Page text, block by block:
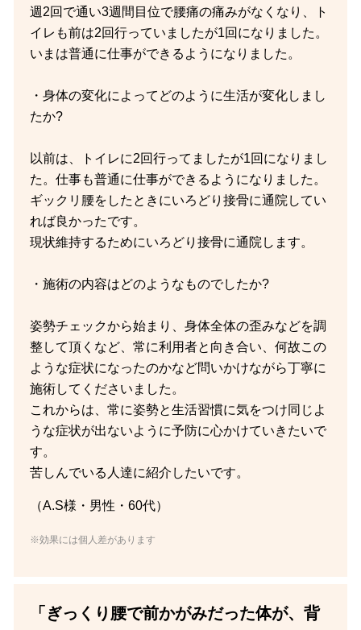
週2回で通い3週間目位で腰痛の痛みがなくなり、ト
イレも前は2回行っていましたが1回になりました。
いまは普通に仕事ができるようになりました。
・身体の変化によってどのように生活が変化しまし
たか?
以前は、トイレに2回行ってましたが1回になりまし
た。仕事も普通に仕事ができるようになりました。
ギックリ腰をしたときにいろどり接骨に通院してい
れば良かったです。
現状維持するためにいろどり接骨に通院します。
・施術の内容はどのようなものでしたか?
姿勢チェックから始まり、身体全体の歪みなどを調
整して頂くなど、常に利用者と向き合い、何故この
ような症状になったのかなど問いかけながら丁寧に
施術してくださいました。
これからは、常に姿勢と生活習慣に気をつけ同じよ
うな症状が出ないように予防に心かけていきたいで
す。
苦しんでいる人達に紹介したいです。
（A.S様・男性・60代）
※効果には個人差があります
「ぎっくり腰で前かがみだった体が、背